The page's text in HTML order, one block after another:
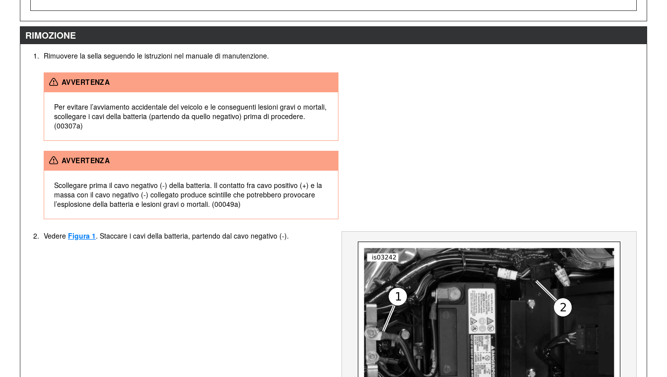
RIMOZIONE
1. Rimuovere la sella seguendo le istruzioni nel manuale di manutenzione.
AVVERTENZA
Per evitare l’avviamento accidentale del veicolo e le conseguenti lesioni gravi o mortali,
scollegare i cavi della batteria (partendo da quello negativo) prima di procedere.
(00307a)
AVVERTENZA
Scollegare prima il cavo negativo (-) della batteria. Il contatto fra cavo positivo (+) e la
massa con il cavo negativo (-) collegato produce scintille che potrebbero provocare
l’esplosione della batteria e lesioni gravi o mortali. (00049a)
2. Vedere Figura 1. Staccare i cavi della batteria, partendo dal cavo negativo (- ).